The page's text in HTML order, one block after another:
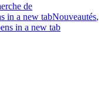
de
in a new tabNouveautés,
in a new tab